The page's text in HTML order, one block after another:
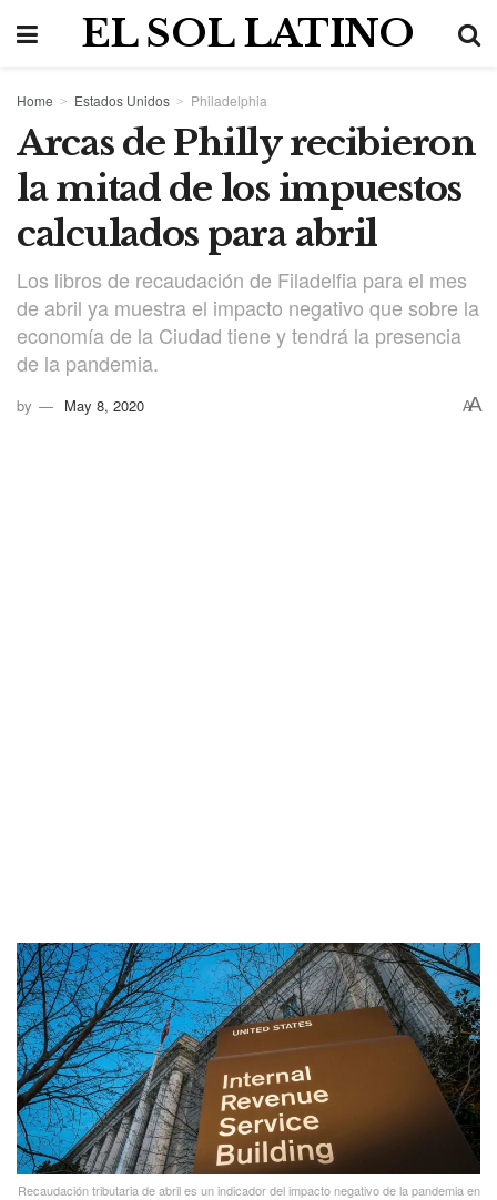
EL SOL LATINO
Home Estados Unidos Philadelphia
Arcas de Philly recibieron
la mitad de los impuestos
calculados para abril
Los libros de recaudación de Filadelfia para el mes
de abril ya muestra el impacto negativo que sobre la
economía de la Ciudad tiene y tendrá la presencia
de la pandemia.
by May 8, 2020 AA
Recaudación tributaria de abril es un indicador del impacto negativo de la pandemia en